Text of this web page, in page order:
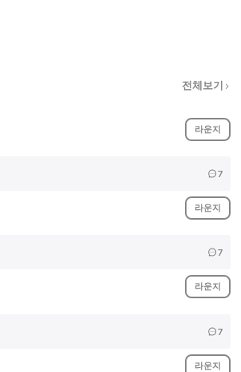
전체보기
라운지
7
라운지
7
라운지
7
라운지